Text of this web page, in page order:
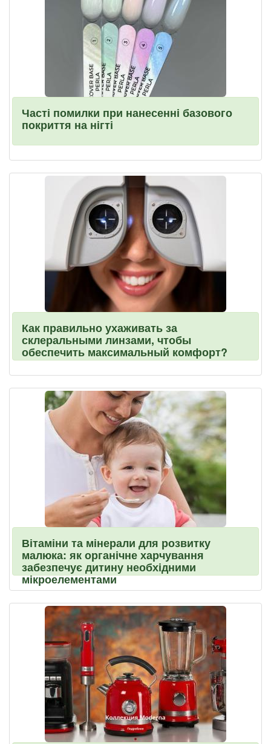
Часті помилки при нанесенні базового
покриття на нігті
Как правильно ухаживать за
склеральными линзами, чтобы
обеспечить максимальный комфорт?
Вітаміни та мінерали для розвитку
малюка: як органічне харчування
забезпечує дитину необхідними
мікроелементами